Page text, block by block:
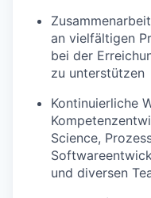
an vielfältigen
bei der
zu unterstützen
Kontinuierliche
Science,
und diversen